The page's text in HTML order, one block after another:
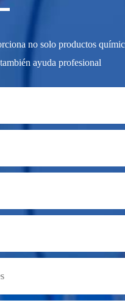
no solo productos
ayuda profesional